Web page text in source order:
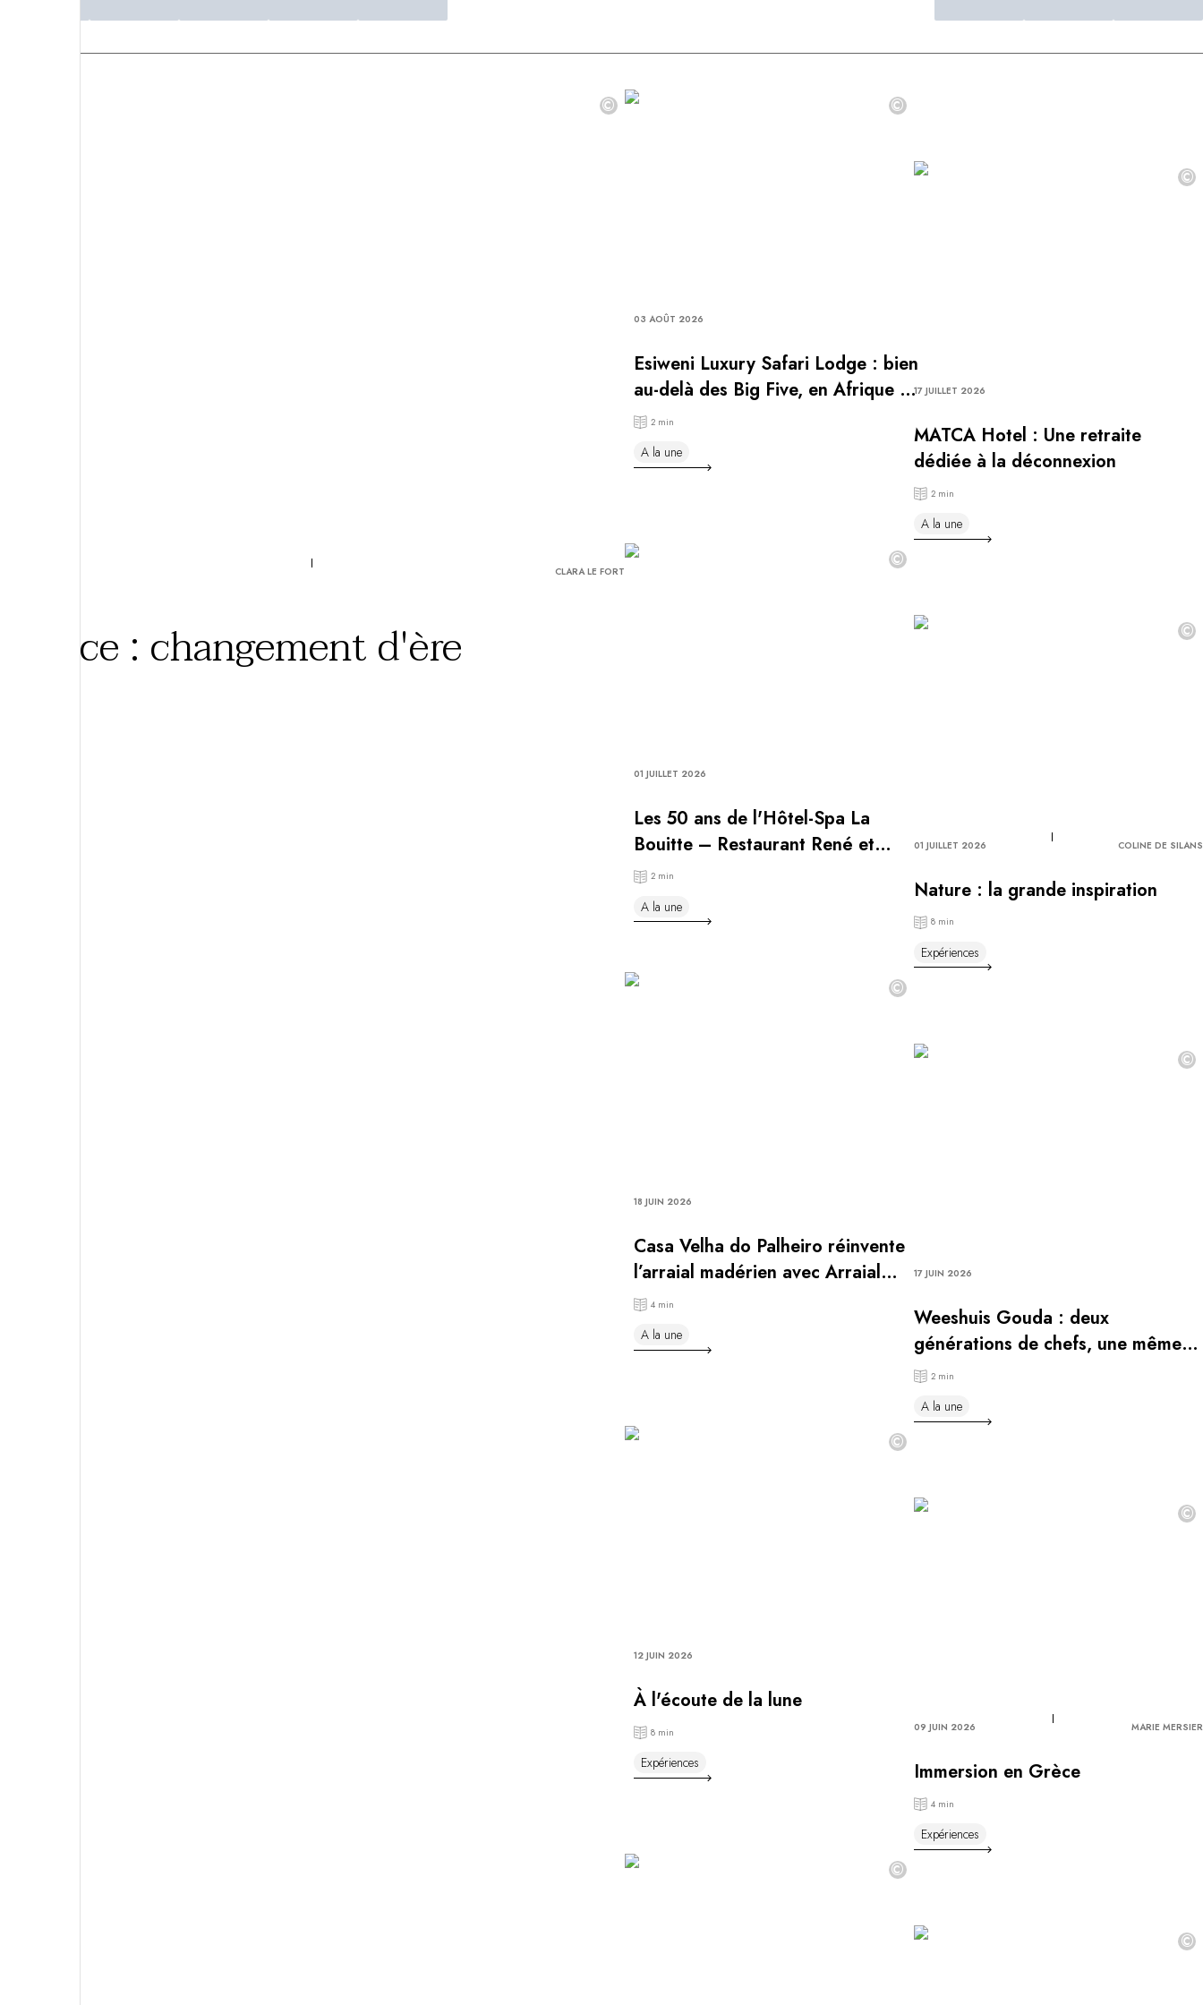
©
CLARA LE FORT
France : changement d'ère
©
03 AOÛT 2026
Esiweni Luxury Safari Lodge : bien
au-delà des Big Five, en Afrique du
Sud
2 min
A la une
©
17 JUILLET 2026
MATCA Hotel : Une retraite
dédiée à la déconnexion
2 min
A la une
©
01 JUILLET 2026
Les 50 ans de l'Hôtel-Spa La
Bouitte – Restaurant René et
Maxime Meilleur
2 min
A la une
©
01 JUILLET 2026 COLINE DE SILANS
Nature : la grande inspiration
8 min
Expériences
©
18 JUIN 2026
Casa Velha do Palheiro réinvente
l’arraial madérien avec Arraial
Gourmet 2026
4 min
A la une
©
17 JUIN 2026
Weeshuis Gouda : deux
générations de chefs, une même
vision
2 min
A la une
©
12 JUIN 2026
À l'écoute de la lune
8 min
Expériences
©
09 JUIN 2026 MARIE MERSIER
Immersion en Grèce
4 min
Expériences
©
©